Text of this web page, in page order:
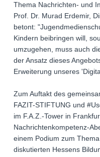
Thema Nachrichten- und
Prof. Dr. Murad Erdemir,
betont:
Kindern beibringen will,
umzugehen, muss auch
der Ansatz dieses
Erweiterung unseres
Zum Auftakt des
FAZIT-STIFTUNG und
im F.A.Z.-Tower in
Nachrichtenkompetenz-
einem Podium zum
diskutierten Hessens